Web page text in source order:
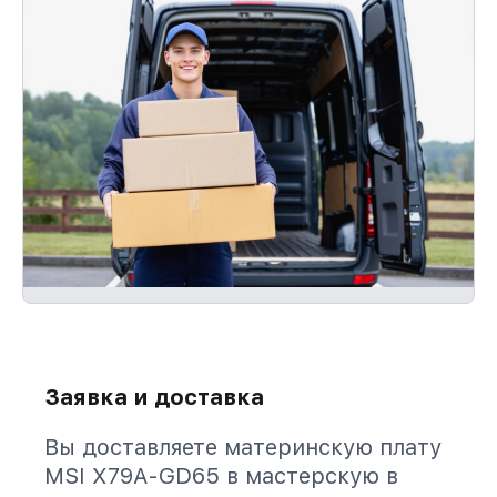
Заявка и доставка
Вы доставляете материнскую плату
MSI X79A-GD65 в мастерскую в